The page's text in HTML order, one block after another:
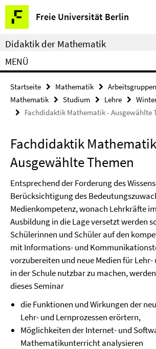
Springe
direkt
zu
Inhalt
Freie Universität Berlin
Service-
Navigation
Didaktik der Mathematik
MENÜ
Startseite Mathematik Arbeitsgruppen
Mathematik
Studium Lehre
Fachdidaktik Mathematik - Ausgewählte
Fachdidaktik
Ausgewählte Themen
Entsprechend der Forderung des
Berücksichtigung des
Medienkompetenz, wonach Lehrkräfte
Ausbildung in die Lage versetzt werden
Schülerinnen und Schüler auf den
mit Informations- und
vorzubereiten und neue Medien für Lehr-
in der Schule nutzbar zu machen,
dieses Seminar
die Funktionen und Wirkungen der
Lehr- und Lernprozessen erörtern,
Möglichkeiten der Internet- und
Mathematikunterricht analysieren